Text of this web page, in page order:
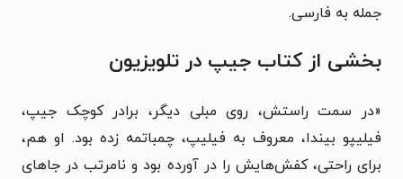
جمله به فارسی.
بخشی از کتاب جیپ در تلویزیون
«در سمت راستش، روی مبلی دیگر، برادر کوچک جیپ،
فیلیپو بیندا، معروف به فیلیپ، چمباتمه زده بود. او هم،
برای راحتی، کفش‌هایش را در آورده بود و نامرتب در جاهای